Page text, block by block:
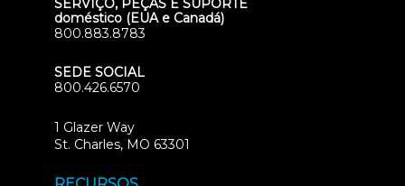
SERVIÇO, PEÇAS E SUPORTE
doméstico (EUA e Canadá)
800.883.8783
SEDE SOCIAL
800.426.6570
1 Glazer Way
St. Charles, MO 63301